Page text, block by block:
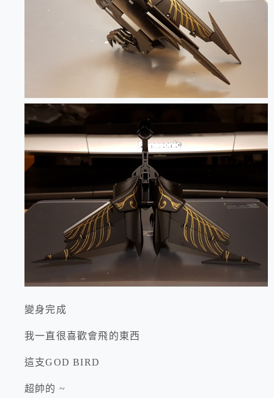
變身完成
我一直很喜歡會飛的東西
這支GOD BIRD
超帥的 ~